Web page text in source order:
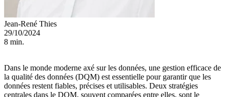
Jean-René Thies
29/10/2024
8 min.
Dans le monde moderne axé sur les données, une gestion efficace de
la qualité des données (DQM) est essentielle pour garantir que les
données restent fiables, précises et utilisables. Deux stratégies
centrales dans le DQM, souvent comparées entre elles, sont le